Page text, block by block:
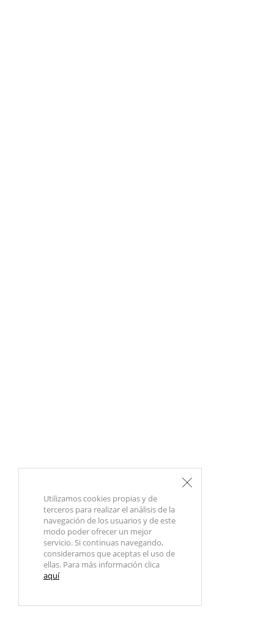
Utilizamos cookies propias y de
terceros para realizar el análisis de la
navegación de los usuarios y de este
modo poder ofrecer un mejor
servicio. Si continuas navegando,
consideramos que aceptas el uso de
ellas. Para más información clica
aquí